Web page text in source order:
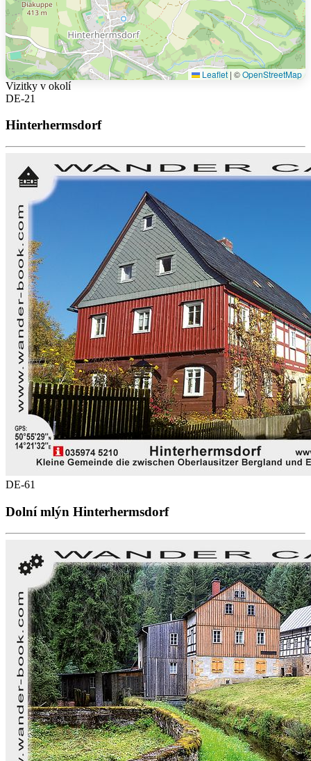
Leaflet | ©OpenStreetMap
Vizitky v okolí
DE-21
Hinterhermsdorf
DE-61
Dolní mlýn Hinterhermsdorf